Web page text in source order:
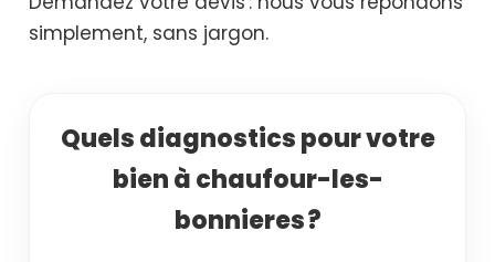
simplement, sans jargon.
Quels diagnostics pour votre
bien à chaufour-les-
bonnieres ?